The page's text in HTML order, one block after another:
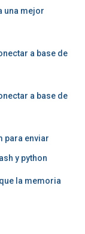
una mejor
a base de
a base de
para enviar
y python
la memoria